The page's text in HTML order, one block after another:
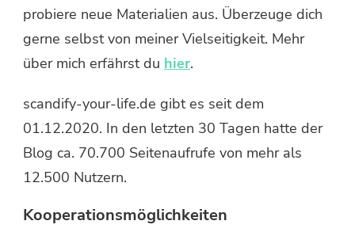
probiere neue Materialien aus. Überzeuge dich
gerne selbst von meiner Vielseitigkeit. Mehr
über mich erfährst du hier.
scandify-your-life.de gibt es seit dem
01.12.2020. In den letzten 30 Tagen hatte der
Blog ca. 70.700 Seitenaufrufe von mehr als
12.500 Nutzern.
Kooperationsmöglichkeiten